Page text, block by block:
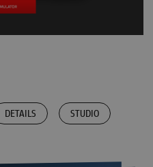
DETAILS STUDIO